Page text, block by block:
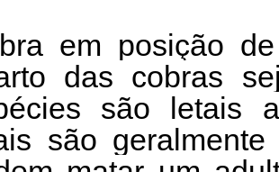
em posição
das cobras
são letais
são